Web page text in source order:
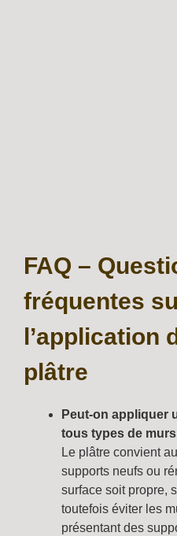
FAQ –
fréquentes
l’application
plâtre
Peut-on appliquer
tous types de
Le plâtre convient
supports neufs ou
surface soit propre,
toutefois éviter les
présentant des